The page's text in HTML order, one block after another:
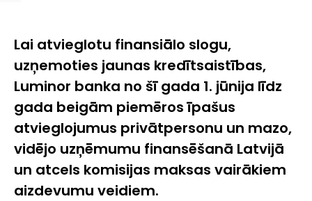
Lai atvieglotu finansiālo slogu,
uzņemoties jaunas kredītsaistības,
Luminor banka no šī gada 1. jūnija līdz
gada beigām piemēros īpašus
atvieglojumus privātpersonu un mazo,
vidējo uzņēmumu finansēšanā Latvijā
un atcels komisijas maksas vairākiem
aizdevumu veidiem.